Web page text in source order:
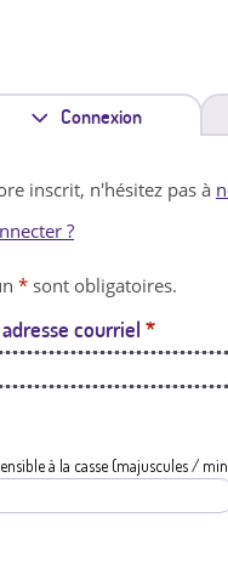
Connexion
n
l
e
inscrit, n'hésitez pas à
?
* sont obligatoires.
courriel *
à la casse (majuscules /